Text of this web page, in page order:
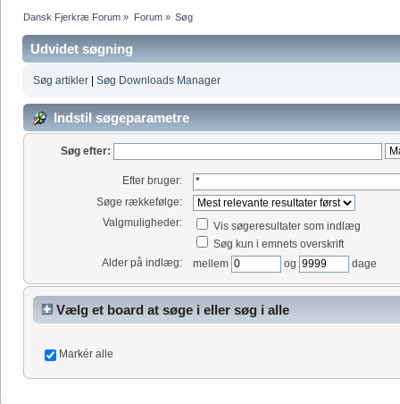
Dansk Fjerkræ Forum » Forum» Søg
Udvidet søgning
Søg artikler |Søg Downloads Manager
Indstil søgeparametre
Søg efter:
Efter bruger:
Søge rækkefølge:
Valgmuligheder:
Vis søgeresultater som indlæg
Søg kun i emnets overskrift
Alder på indlæg:
mellem og dage
Vælg et board at søge i eller søg i alle
Markér alle